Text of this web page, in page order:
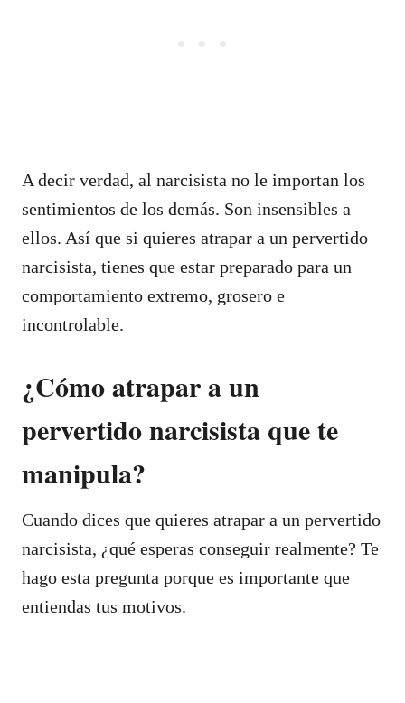
A decir verdad, al narcisista no le importan los
sentimientos de los demás. Son insensibles a
ellos. Así que si quieres atrapar a un pervertido
narcisista, tienes que estar preparado para un
comportamiento extremo, grosero e
incontrolable.
¿Cómo atrapar a un
pervertido narcisista que te
manipula?
Cuando dices que quieres atrapar a un pervertido
narcisista, ¿qué esperas conseguir realmente? Te
hago esta pregunta porque es importante que
entiendas tus motivos.